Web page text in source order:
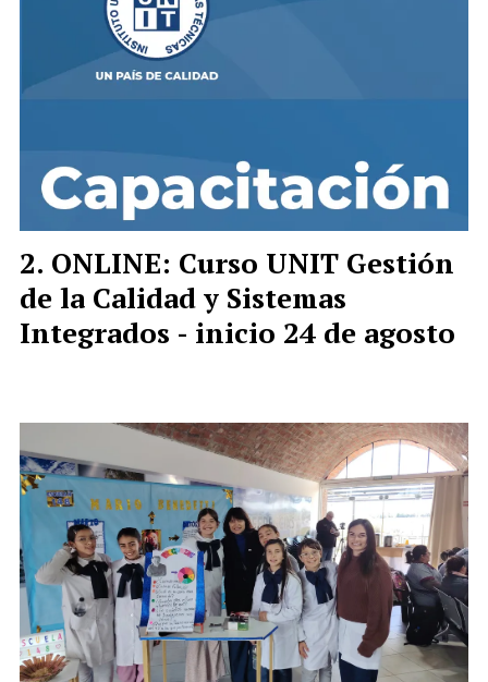
ONLINE: Curso UNIT Gestión
de la Calidad y Sistemas
Integrados - inicio 24 de agosto